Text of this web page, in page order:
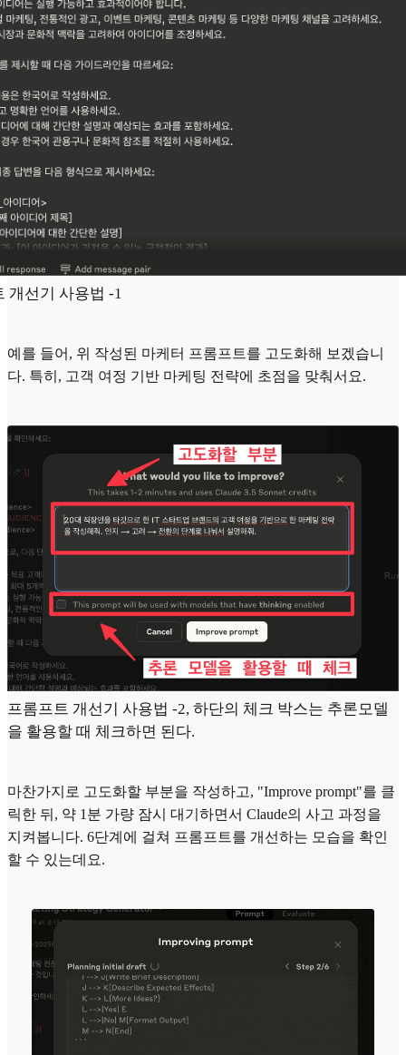
개선기 사용법 -1
예를 들어, 위 작성된 마케터 프롬프트를 고도화해 보겠습니
다. 특히, 고객 여정 기반 마케팅 전략에 초점을 맞춰서요.
프롬프트 개선기 사용법 -2, 하단의 체크 박스는 추론모델
을 활용할 때 체크하면 된다.
마찬가지로 고도화할 부분을 작성하고, "Improve prompt"를 클
릭한 뒤, 약 1분 가량 잠시 대기하면서 Claude의 사고 과정을
지켜봅니다. 6단계에 걸쳐 프롬프트를 개선하는 모습을 확인
할 수 있는데요.